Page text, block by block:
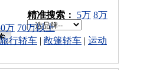
车型搜索：
精准搜索： 5万 8万
万 70万以上
旅行轿车 | 敞篷轿车 | 运动